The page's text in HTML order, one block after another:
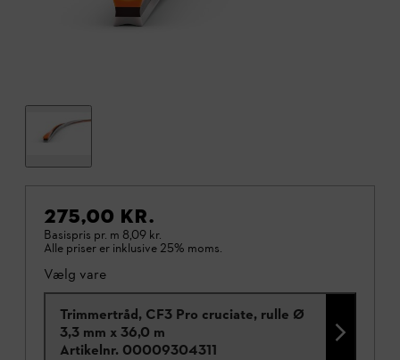
275,00 KR.
Basispris pr. m 8,09 kr.
Alle priser er inklusive 25% moms.
Vælg vare
Trimmertråd, CF3 Pro cruciate, rulle Ø
3,3 mm x 36,0 m
Artikelnr. 00009304311